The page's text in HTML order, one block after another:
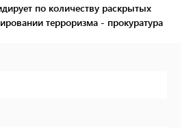
по количеству раскрытых
терроризма - прокуратура